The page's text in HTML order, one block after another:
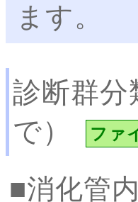
ます。
診断群分
で）
ファ
消化管